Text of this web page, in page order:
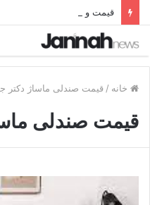
قیمت و خرید بهترین نردبان
خانه / قیمت صندلی ماساژ دکتر
قیمت صندلی